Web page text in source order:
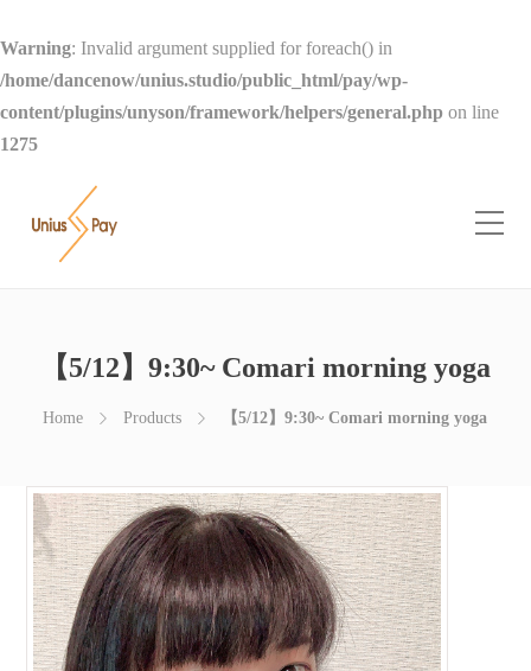
Warning: Invalid argument supplied for foreach() in
/home/dancenow/unius.studio/public_html/pay/wp-
content/plugins/unyson/framework/helpers/general.php on line
1275
【5/12】9:30~ Comari morning yoga
Home Products 【5/12】9:30~ Comari morning yoga